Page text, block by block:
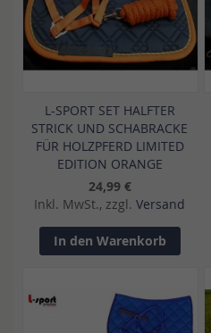
L-SPORT SET HALFTER
STRICK UND SCHABRACKE
FÜR HOLZPFERD LIMITED
EDITION ORANGE
24,99 €
Inkl. MwSt., zzgl. Versand
In den Warenkorb